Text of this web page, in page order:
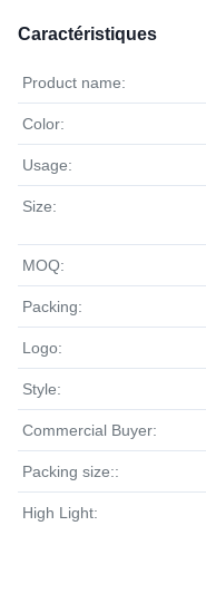
Caractéristiques
Product name:
Color:
Usage:
Size:
MOQ:
Packing:
Logo:
Style:
Commercial Buyer:
Packing size::
High Light: